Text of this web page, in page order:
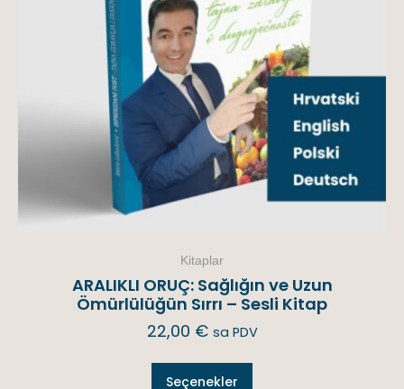
Kitaplar
ARALIKLI ORUÇ: Sağlığın ve Uzun
Ömürlülüğün Sırrı – Sesli Kitap
22,00 € sa PDV
Seçenekler